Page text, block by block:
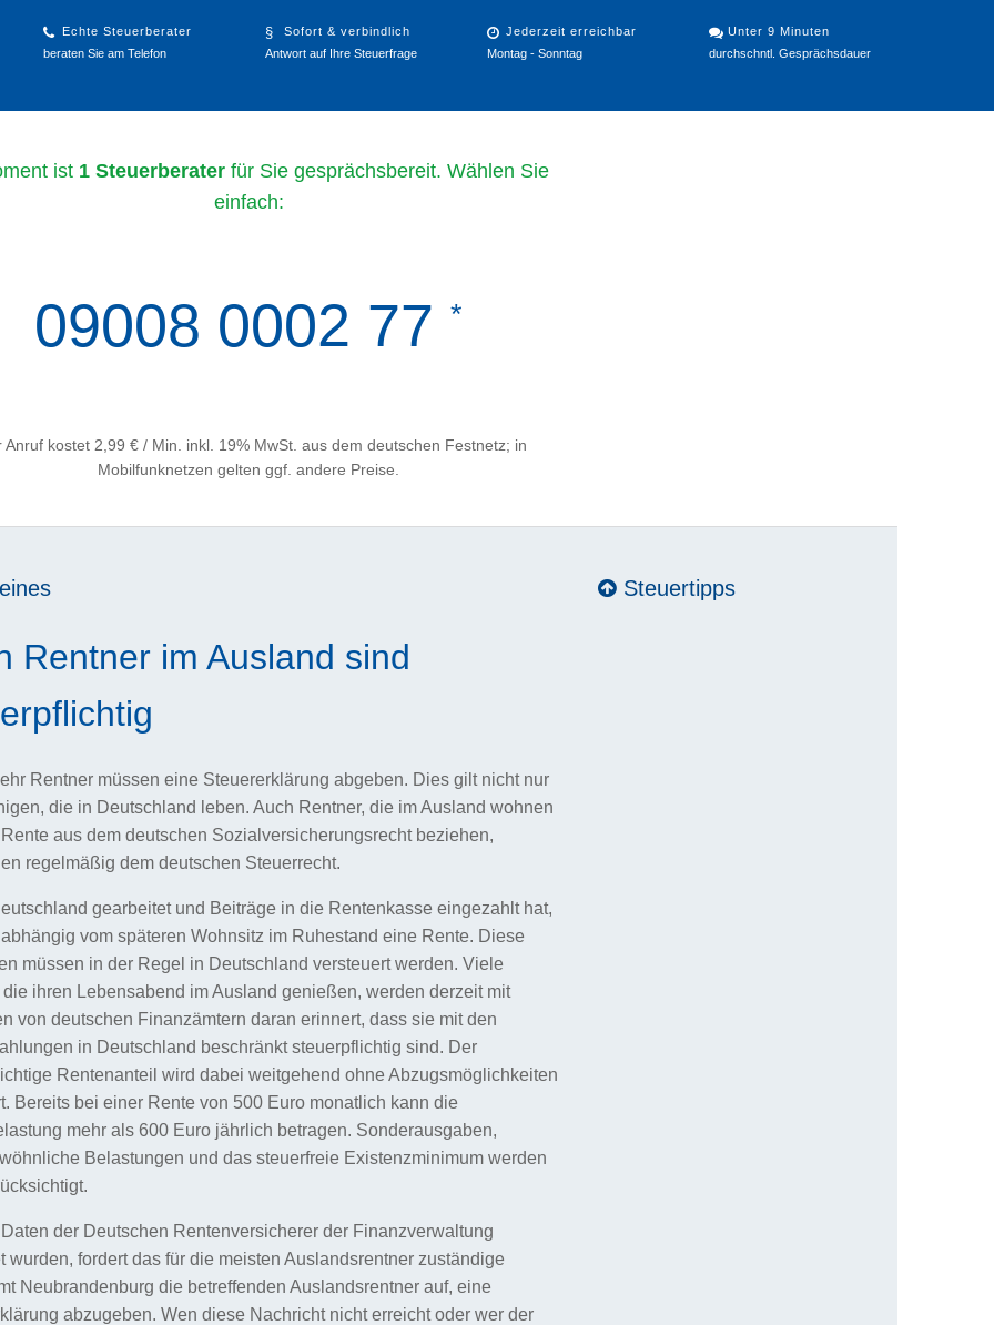
Echte Steuerberater
beraten Sie am Telefon
Sofort & verbindlich
Antwort auf Ihre Steuerfrage
Jederzeit erreichbar
Montag - Sonntag
Unter 9 Minuten
durchschntl. Gesprächsdauer
ist 1 Steuerberater für Sie gesprächsbereit. Wählen Sie
einfach:
09008 0002 77 *
Anruf kostet 2,99 € / Min. inkl. 19% MwSt. aus dem deutschen Festnetz; in
Mobilfunknetzen gelten ggf. andere Preise.
Rentner im Ausland sind
Rentner müssen eine Steuererklärung abgeben. Dies gilt nicht nur
die in Deutschland leben. Auch Rentner, die im Ausland wohnen
aus dem deutschen Sozialversicherungsrecht beziehen,
regelmäßig dem deutschen Steuerrecht.
gearbeitet und Beiträge in die Rentenkasse eingezahlt hat,
vom späteren Wohnsitz im Ruhestand eine Rente. Diese
müssen in der Regel in Deutschland versteuert werden. Viele
die ihren Lebensabend im Ausland genießen, werden derzeit mit
von deutschen Finanzämtern daran erinnert, dass sie mit den
in Deutschland beschränkt steuerpflichtig sind. Der
Rentenanteil wird dabei weitgehend ohne Abzugsmöglichkeiten
Bereits bei einer Rente von 500 Euro monatlich kann die
mehr als 600 Euro jährlich betragen. Sonderausgaben,
Belastungen und das steuerfreie Existenzminimum werden
der Deutschen Rentenversicherer der Finanzverwaltung
wurden, fordert das für die meisten Auslandsrentner zuständige
Neubrandenburg die betreffenden Auslandsrentner auf, eine
abzugeben. Wen diese Nachricht nicht erreicht oder wer der
Steuertipps